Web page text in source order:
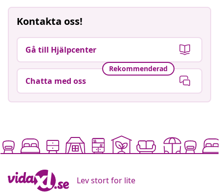
Kontakta oss!
Gå till Hjälpcenter
Rekommenderad
Chatta med oss
Lev stort for lite